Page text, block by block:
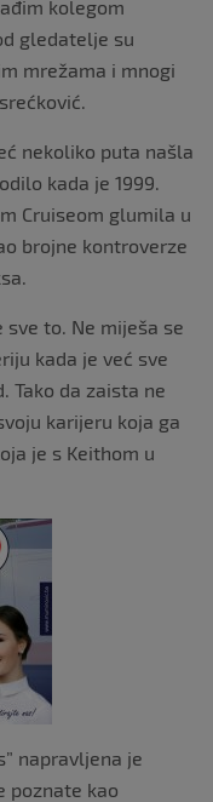
kolegom
gledatelje su
mrežama i mnogi
nekoliko puta našla
kada je 1999.
Cruiseom glumila u
brojne kontroverze
to. Ne miješa se
kada je već sve
Tako da zaista ne
karijeru koja ga
je s Keithom u
napravljena je
poznate kao